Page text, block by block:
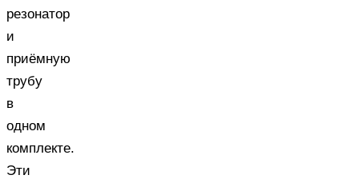
резонатор
и
приёмную
трубу
в
одном
комплекте.
Эти